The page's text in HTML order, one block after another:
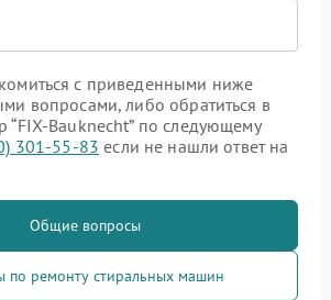
с приведенными ниже
вопросами, либо обратиться в
“FIX-Bauknecht” по следующему
301-55-83 если не нашли ответ на
Общие вопросы
по ремонту стиральных машин